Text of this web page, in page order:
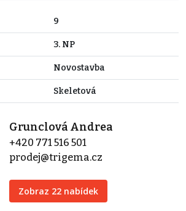
9
3. NP
Novostavba
Skeletová
Grunclová Andrea
+420 771 516 501
prodej@trigema.cz
Zobraz 22 nabídek